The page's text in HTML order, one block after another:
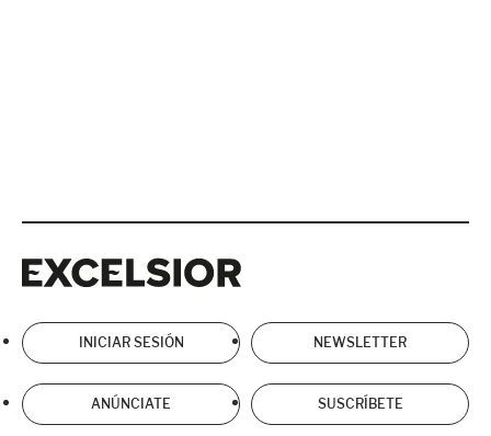
INICIAR SESIÓN NEWSLETTER
ANÚNCIATE SUSCRÍBETE